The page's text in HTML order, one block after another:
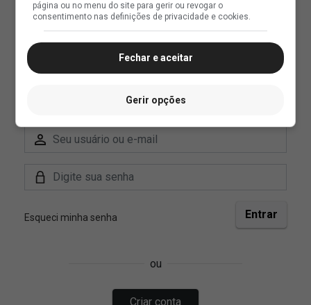
página ou no menu do site para gerir ou revogar o
consentimento nas definições de privacidade e cookies.
Fechar e aceitar
Gerir opções